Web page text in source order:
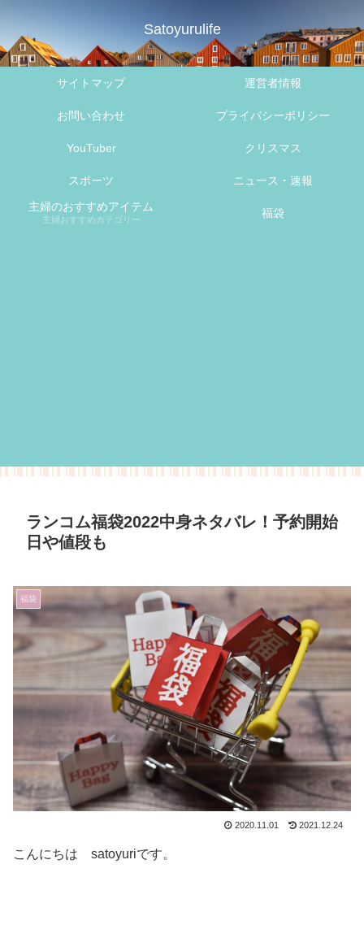
Satoyurulife
サイトマップ 運営者情報
お問い合わせ プライバシーポリシー
YouTuber クリスマス
スポーツ
ニュース・速報
主婦のおすすめアイテム
主婦おすすめカテゴリー 福袋
ランコム福袋2022中身ネタバレ！予約開始
日や値段も
福袋
2020.11.01 2021.12.24
こんにちは satoyuriです。